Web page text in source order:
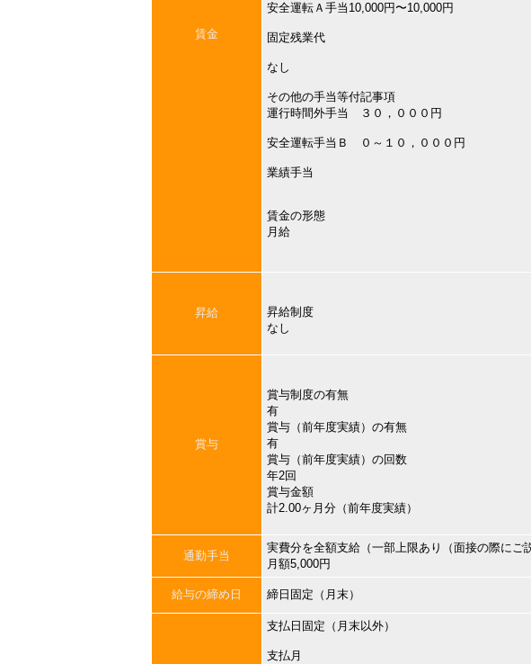
賃金
安全運転Ａ手当10,000円〜10,000円
固定残業代
なし
その他の手当等付記事項
運行時間外手当 ３０，０００円
安全運転手当Ｂ ０～１０，０００円
業績手当
賃金の形態
月給
昇給
昇給制度
なし
賞与
賞与制度の有無
有
賞与（前年度実績）の有無
有
賞与（前年度実績）の回数
年2回
賞与金額
計2.00ヶ月分（前年度実績）
通勤手当
実費分を全額支給（一部上限あり（面接の際にご
月額5,000円
給与の締め日 締日固定（月末）
支払日固定（月末以外）
支払月